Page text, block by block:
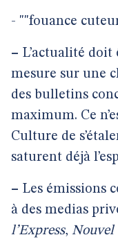
- ""fouance
– L’actualité doit
mesure sur une
des bulletins
maximum. Ce
Culture de
saturent déjà
– Les émissions
à des medias
l’Express, Nouvel